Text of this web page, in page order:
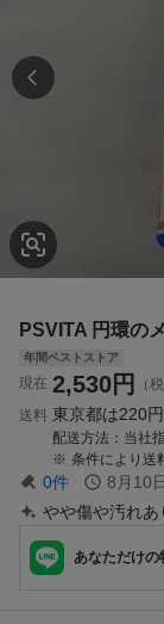
PSVITA 円環の
年間ベストストア
現在 2,530円
（
送料 東京都は220円
配送方法
条件により送
0件 8月10
やや傷や汚れあ
あなただけの